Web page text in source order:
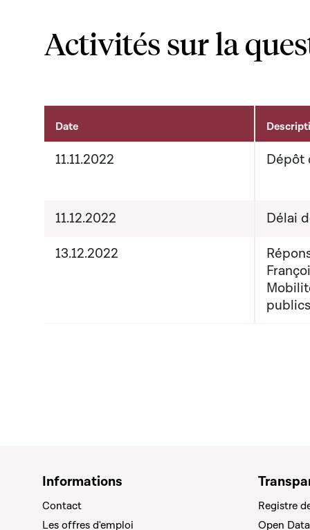
Activités sur la
Activités liées au dossier
Date
11.11.2022 Dépôt
11.12.2022
Délai
13.12.2022
publics
Informations
Contact
Les offres d'emploi
Registre
Open Data